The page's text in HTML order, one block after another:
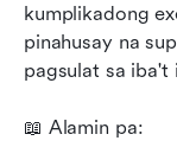
kumplikadong
pinahusay na
pagsulat sa iba't
📖 Alamin pa: